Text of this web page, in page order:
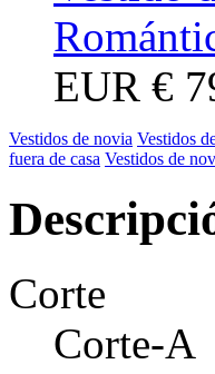
EUR €
Vestidos de novia Vestidos
fuera de casa Vestidos de
Corte
Corte-A